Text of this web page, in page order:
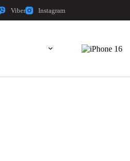
Viber Instagram